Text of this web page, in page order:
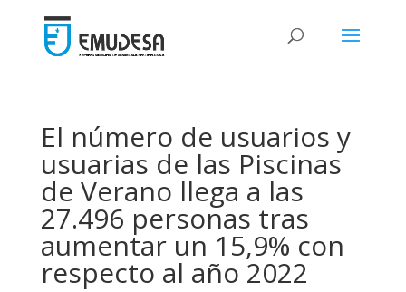
El número de usuarios y
usuarias de las Piscinas
de Verano llega a las
27.496 personas tras
aumentar un 15,9% con
respecto al año 2022